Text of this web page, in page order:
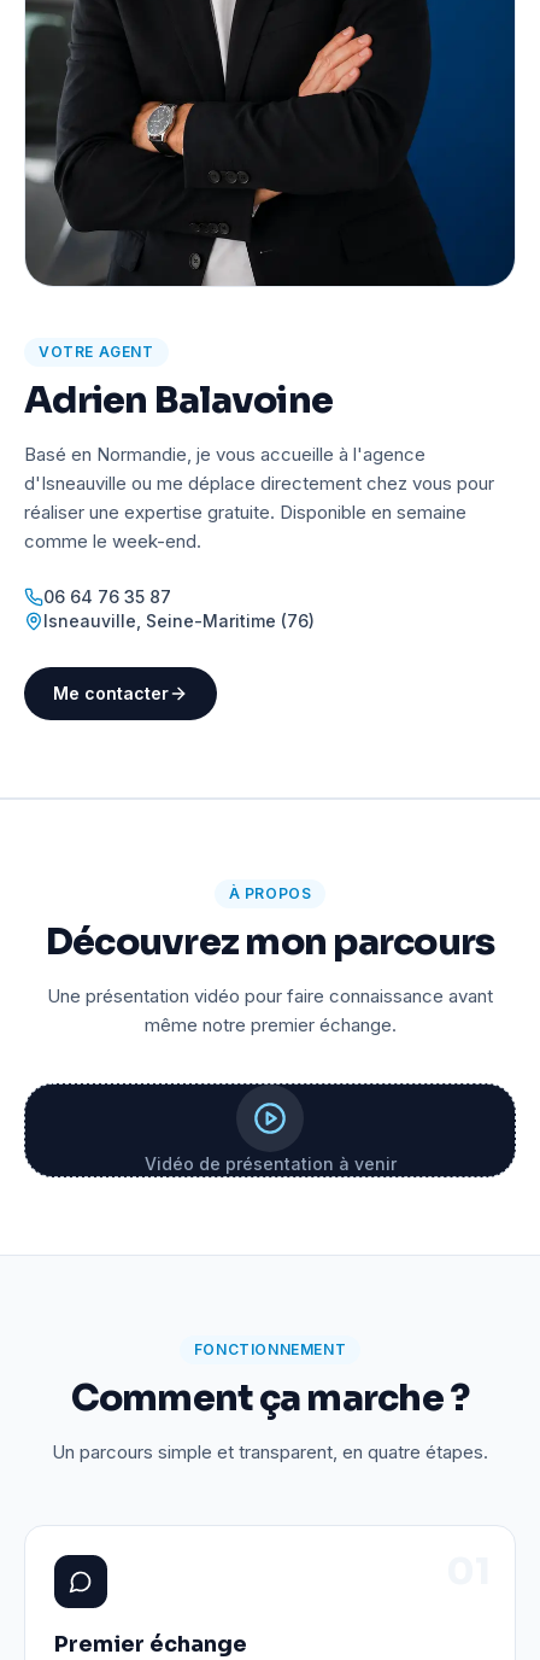
VOTRE AGENT
Adrien Balavoine
Basé en Normandie, je vous accueille à l'agence
d'Isneauville ou me déplace directement chez vous pour
réaliser une expertise gratuite. Disponible en semaine
comme le week-end.
06 64 76 35 87
Isneauville Seine-Maritime (76)
Me contacter
À PROPOS
Découvrez mon parcours
Une présentation vidéo pour faire connaissance avant
même notre premier échange.
Vidéo de présentation à venir
FONCTIONNEMENT
Comment ça marche ?
Un parcours simple et transparent, en quatre étapes.
Premier échange